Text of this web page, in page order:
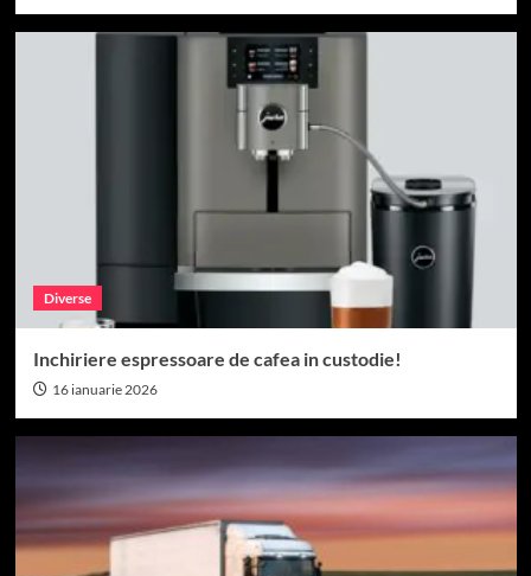
Diverse
Inchiriere espressoare de cafea in custodie!
16 ianuarie 2026